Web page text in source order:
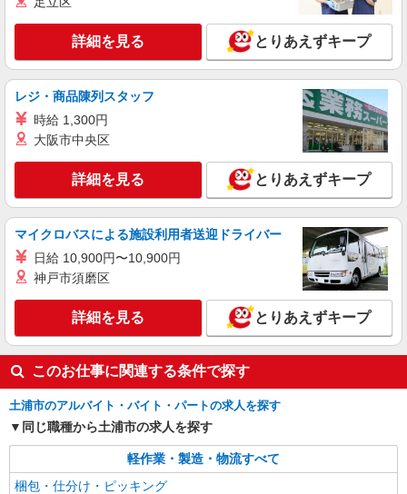
茨城県土浦市 ＊車・バイク通勤OK
キープ 詳細を見る
派遣社員
株式会社テクノ・サービス/お仕事No/0879564
ピッキング・仕分け
時給1150円交通費全額支給
茨城県土浦市 ＊車・バイク通勤OK
詳細を見る
詳細を見る とりあえずキープ
レジ・商品陳列スタッフ
時給 1,300円
大阪市中央区
詳細を見る とりあえずキープ
マイクロバスによる施設利用者送迎ドライバー
日給 10,900円〜10,900円
神戸市須磨区
詳細を見る とりあえずキープ
このお仕事に関連する条件で探す
土浦市のアルバイト・バイト・パートの求人を探す
同じ職種から土浦市の求人を探す
軽作業・製造・物流すべて
梱包・仕分け・ピッキング